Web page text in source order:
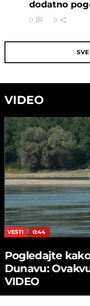
dodatno
0 0
VIDEO
VESTI 0:44
Pogledajte
Dunavu:
VIDEO